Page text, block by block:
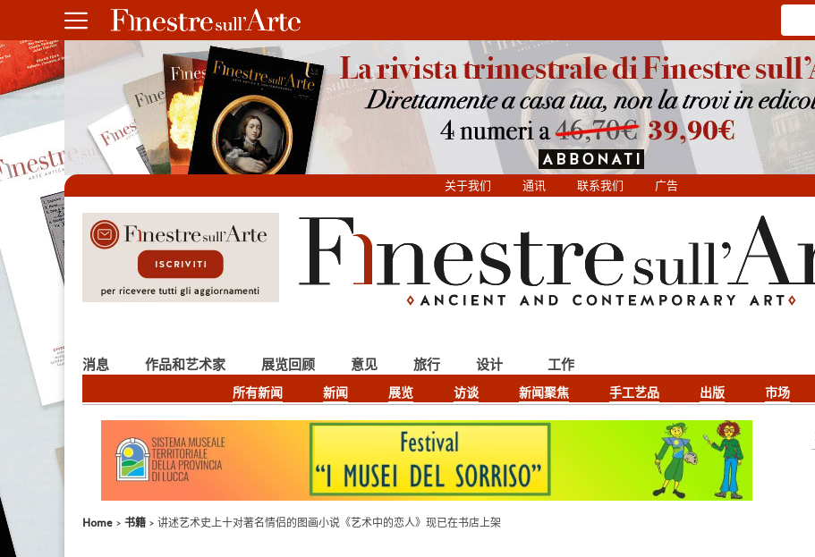
关于我们 通讯 联系我们 广告
消息
所有新闻 新闻 展览 访谈 新闻聚焦 手工艺品 出版 市场
作品和艺术家 展览回顾 意见 旅行 设计 工作
Home 书籍 讲述艺术史上十对著名情侣的图画小说《艺术中的恋人》现已在书店上架